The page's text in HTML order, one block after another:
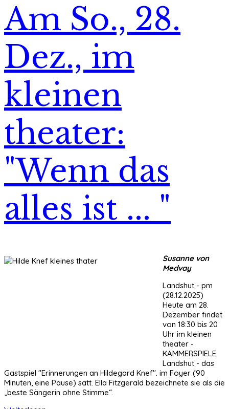
Am So., 28.
Dez., im
kleinen
theater:
"Wenn das
alles ist ... "
Susanne von
Medvay
Landshut - pm
(28.12.2025)
Heute am 28.
Dezember findet
von 18:30 bis 20
Uhr im kleinen
theater -
KAMMERSPIELE
Landshut - das
Gastspiel "Erinnerungen an Hildegard Knef". im Foyer (90
Minuten, eine Pause) satt. Ella Fitzgerald bezeichnete sie als die
„beste Sängerin ohne Stimme“.